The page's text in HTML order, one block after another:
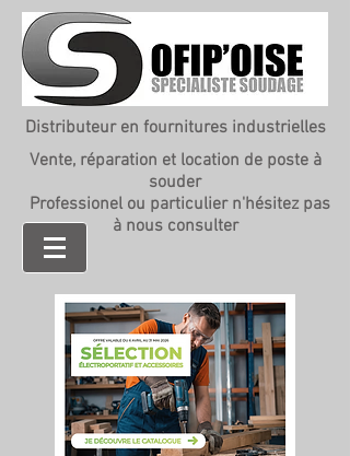
Distributeur en fournitures industrielles
Vente, réparation et location de poste à
souder
Professionel ou particulier n'hésitez pas
à nous consulter